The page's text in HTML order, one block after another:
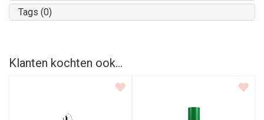
Tags (0)
Klanten kochten ook...